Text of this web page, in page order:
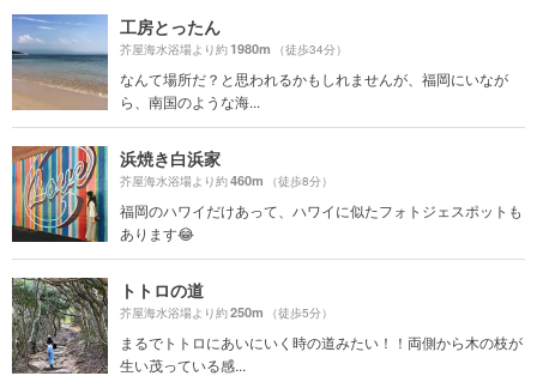
工房とったん
芥屋海水浴場より約1980m （徒歩34分）
なんて場所だ？と思われるかもしれませんが、福岡にいなが
ら、南国のような海...
浜焼き白浜家
芥屋海水浴場より約460m （徒歩8分）
福岡のハワイだけあって、ハワイに似たフォトジェスポットも
あります😂
トトロの道
芥屋海水浴場より約250m （徒歩5分）
まるでトトロにあいにいく時の道みたい！！両側から木の枝が
生い茂っている感...